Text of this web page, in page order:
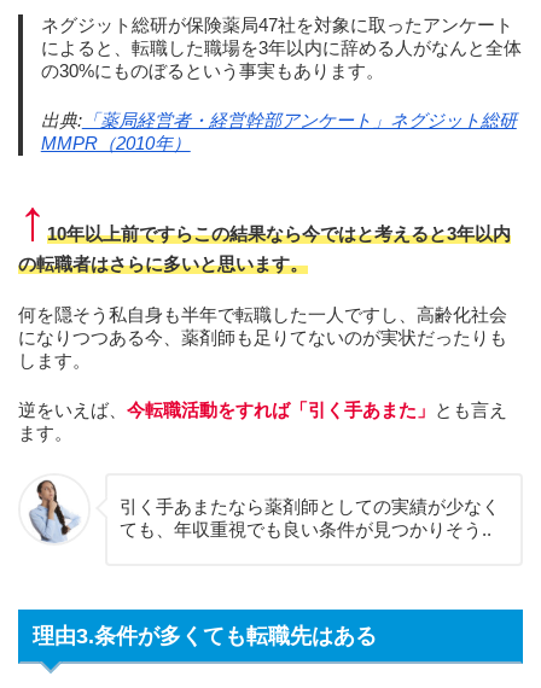
ネグジット総研が保険薬局47社を対象に取ったアンケート
によると、転職した職場を3年以内に辞める人がなんと全体
の30%にものぼるという事実もあります。
出典:「薬局経営者・経営幹部アンケート」ネグジット総研
MMPR（2010年）
↑ 10年以上前ですらこの結果なら今ではと考えると3年以内
の転職者はさらに多いと思います。
何を隠そう私自身も半年で転職した一人ですし、高齢化社会
になりつつある今、薬剤師も足りてないのが実状だったりも
します。
逆をいえば、 今転職活動をすれば「引く手あまた」 とも言え
ます。
引く手あまたなら薬剤師としての実績が少なく
ても、年収重視でも良い条件が見つかりそう..
理由3.条件が多くても転職先はある